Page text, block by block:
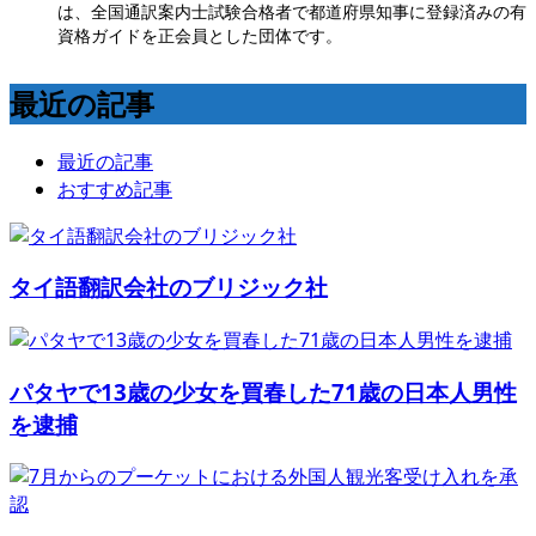
は、全国通訳案内士試験合格者で都道府県知事に登録済みの有
資格ガイドを正会員とした団体です。
最近の記事
最近の記事
おすすめ記事
タイ語翻訳会社のブリジック社
パタヤで13歳の少女を買春した71歳の日本人男性
を逮捕